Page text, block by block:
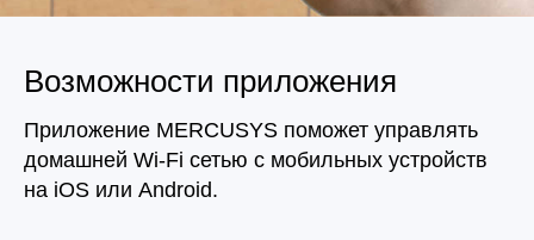
Возможности приложения
Приложение MERCUSYS поможет управлять
домашней Wi‑Fi сетью с мобильных устройств
на iOS или Android.